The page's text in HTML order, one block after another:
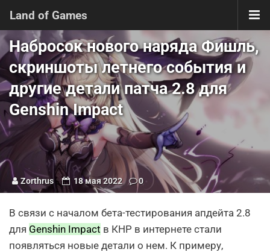
Land of Games
Набросок нового наряда Фишль,
скриншоты летнего события и
другие детали патча 2.8 для
Genshin Impact
Zorthrus 18 мая 2022 0
В связи с началом бета-тестирования апдейта 2.8
для Genshin Impact в КНР в интернете стали
появляться новые детали о нем. К примеру,